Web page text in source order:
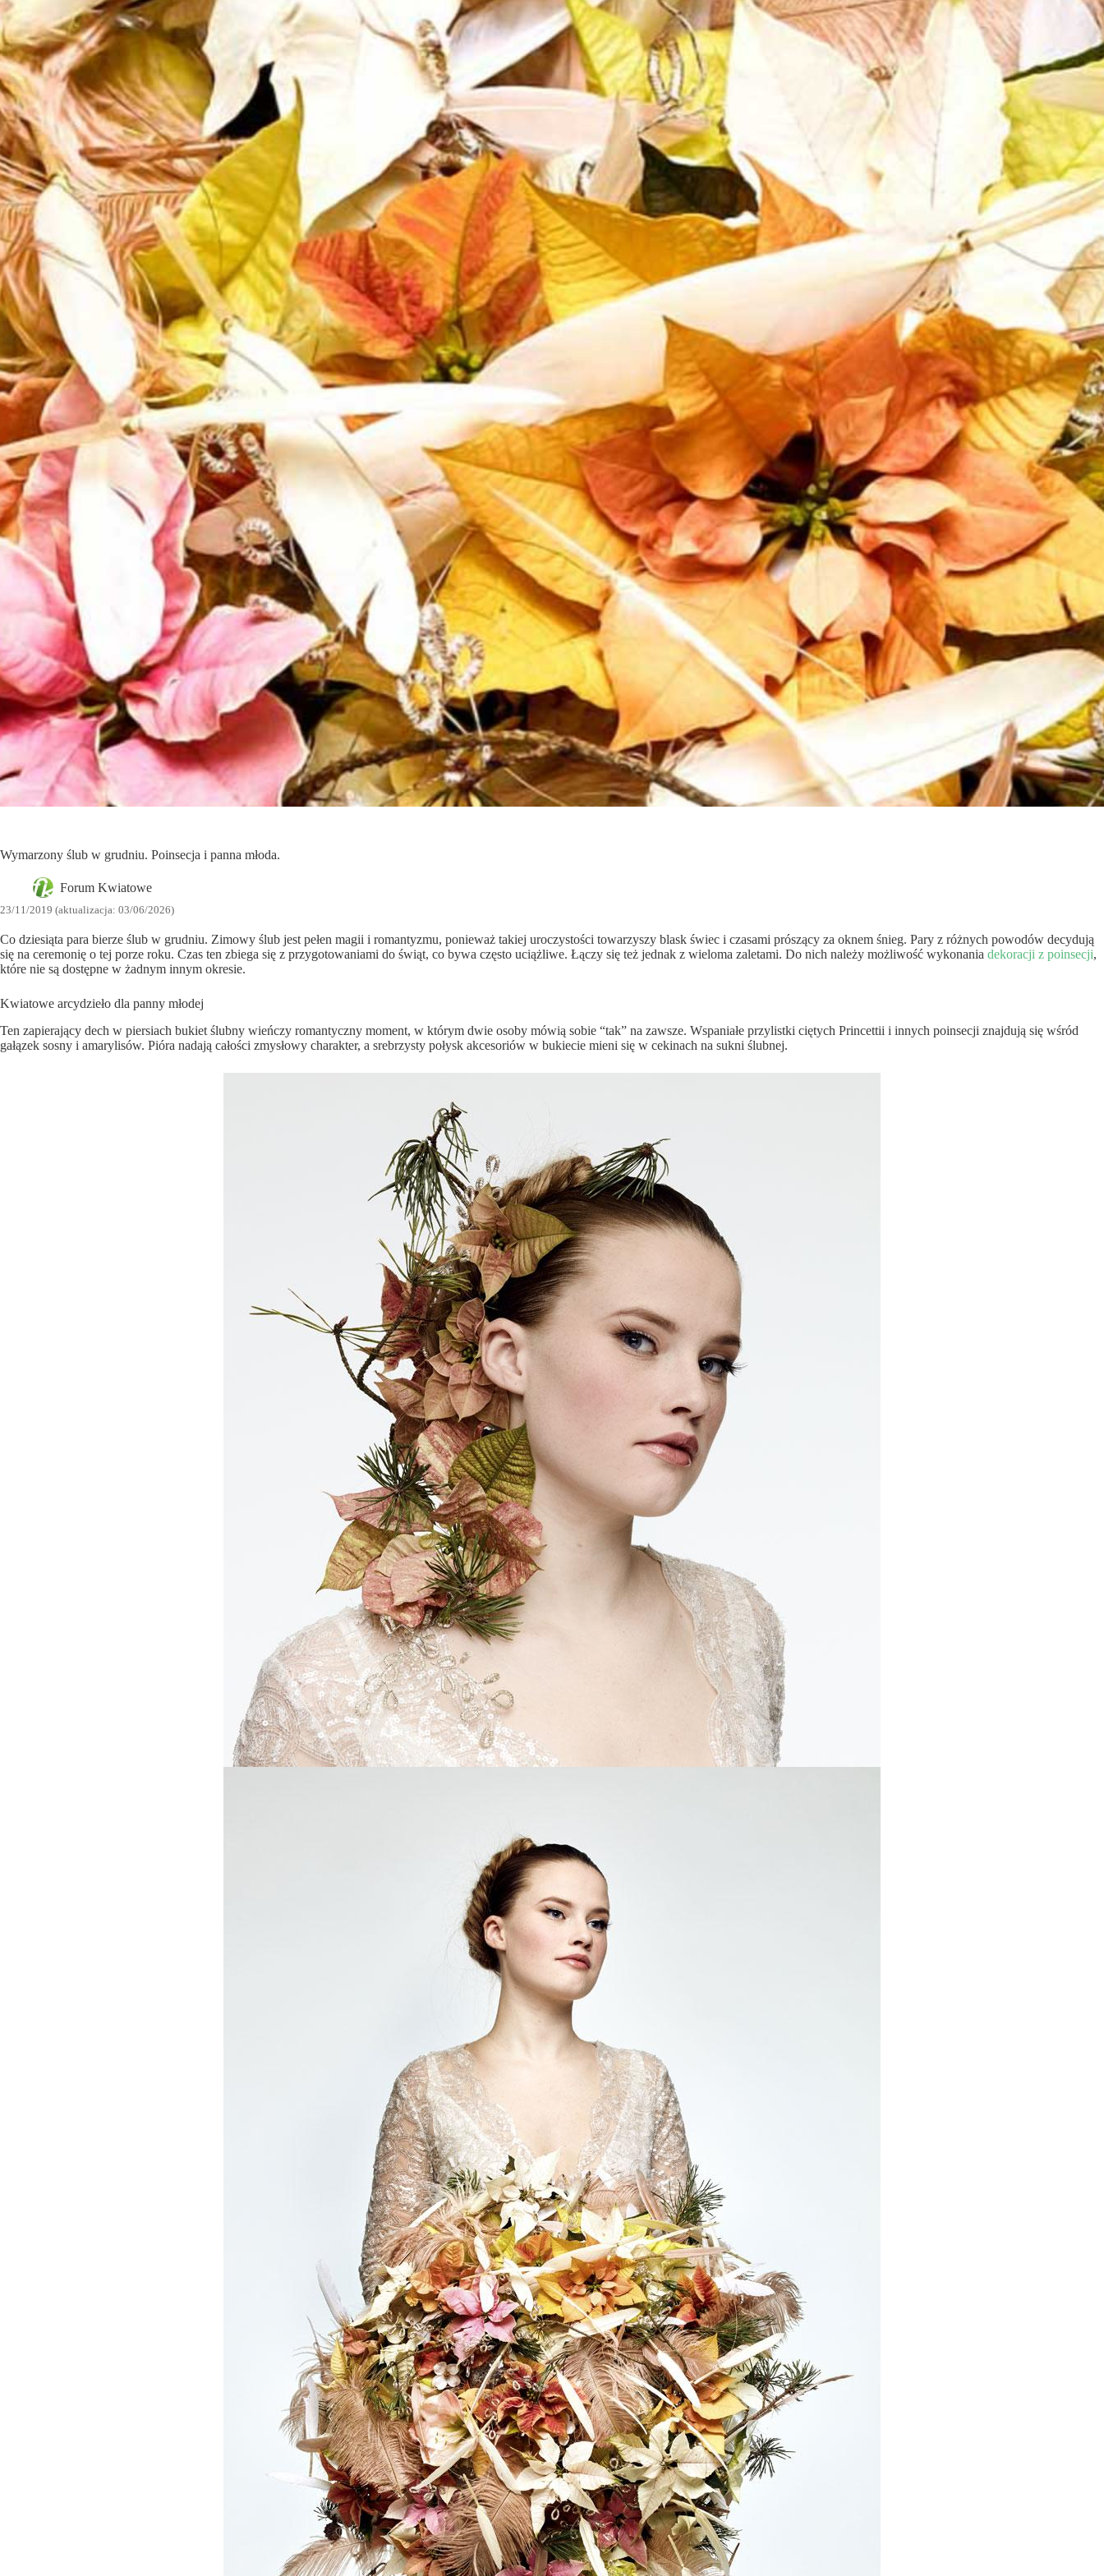
Wymarzony ślub w grudniu. Poinsecja i panna młoda.
Forum Kwiatowe
23/11/2019 (aktualizacja: 03/06/2026)
Co dziesiąta para bierze ślub w grudniu. Zimowy ślub jest pełen magii i romantyzmu, ponieważ takiej uroczystości towarzyszy blask świec i czasami prószący za oknem śnieg. Pary z różnych powodów decydują
się na ceremonię o tej porze roku. Czas ten zbiega się z przygotowaniami do świąt, co bywa często uciążliwe. Łączy się też jednak z wieloma zaletami. Do nich należy możliwość wykonania dekoracji z poinsecji,
które nie są dostępne w żadnym innym okresie.
Kwiatowe arcydzieło dla panny młodej
Ten zapierający dech w piersiach bukiet ślubny wieńczy romantyczny moment, w którym dwie osoby mówią sobie “tak” na zawsze. Wspaniałe przylistki ciętych Princettii i innych poinsecji znajdują się wśród
gałązek sosny i amarylisów. Pióra nadają całości zmysłowy charakter, a srebrzysty połysk akcesoriów w bukiecie mieni się w cekinach na sukni ślubnej.